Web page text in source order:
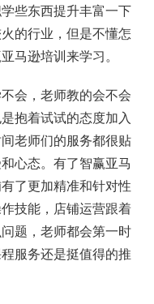
些东西提升丰富一下
的行业，但是不懂怎
马逊培训来学习。
会，老师教的会不会
抱着试试的态度加入
老师们的服务都很贴
心态。有了智赢亚马
了更加精准和针对性
技能，店铺运营跟着
题，老师都会第一时
服务还是挺值得的推